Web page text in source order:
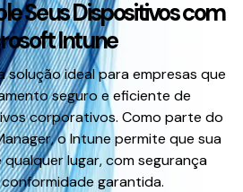
Seus Dispositivos com
Intune
solução ideal para empresas que
seguro e eficiente de
corporativos. Como parte do
o Intune permite que sua
lugar, com segurança
garantida.